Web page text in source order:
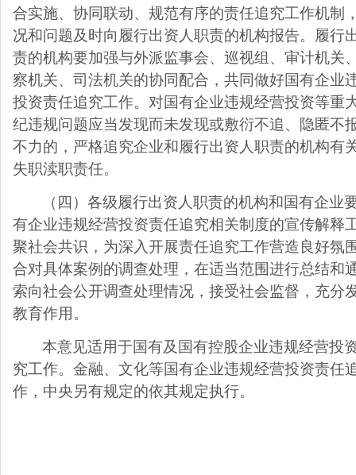
合实施、协同联动、规范有序的责任追究工作机制
况和问题及时向履行出资人职责的机构报告。履行
责的机构要加强与外派监事会、巡视组、审计机关
察机关、司法机关的协同配合，共同做好国有企业
投资责任追究工作。对国有企业违规经营投资等重
纪违规问题应当发现而未发现或敷衍不追、隐匿不
不力的，严格追究企业和履行出资人职责的机构有
失职渎职责任。
（四）各级履行出资人职责的机构和国有企业
有企业违规经营投资责任追究相关制度的宣传解释
聚社会共识，为深入开展责任追究工作营造良好氛
合对具体案例的调查处理，在适当范围进行总结和
索向社会公开调查处理情况，接受社会监督，充分
教育作用。
本意见适用于国有及国有控股企业违规经营投
究工作。金融、文化等国有企业违规经营投资责任
作，中央另有规定的依其规定执行。